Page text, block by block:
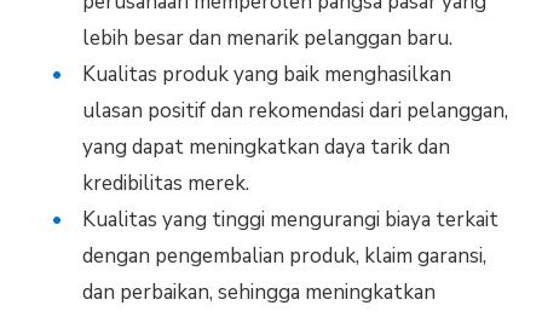
lebih besar dan menarik pelanggan baru.
Kualitas produk yang baik menghasilkan
ulasan positif dan rekomendasi dari pelanggan,
yang dapat meningkatkan daya tarik dan
kredibilitas merek.
Kualitas yang tinggi mengurangi biaya terkait
dengan pengembalian produk, klaim garansi,
dan perbaikan, sehingga meningkatkan